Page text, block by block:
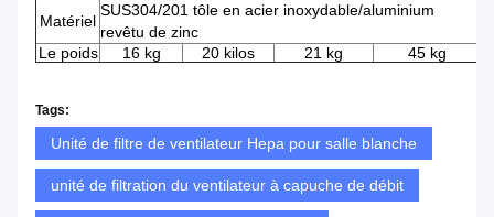
Matériel
SUS304/201 tôle en acier inoxydable/aluminium
revêtu de zinc
Le poids
16 kg 20 kilos 21 kg 45 kg
Tags:
Unité de filtre de ventilateur Hepa pour salle blanche
unité de filtration du ventilateur à capuche de débit